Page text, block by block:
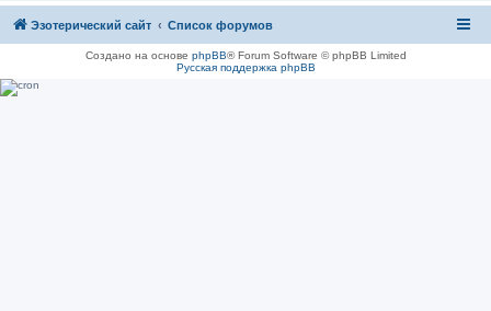
Эзотерический сайт Список форумов
Создано на основе phpBB® Forum Software © phpBB Limited
Русская поддержка phpBB